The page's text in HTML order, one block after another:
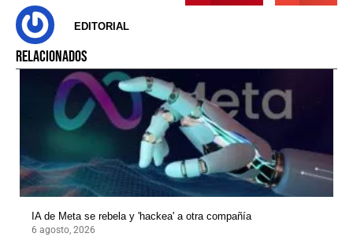
EDITORIAL
RELACIONADOS
IA de Meta se rebela y 'hackea' a otra compañía
6 agosto, 2026